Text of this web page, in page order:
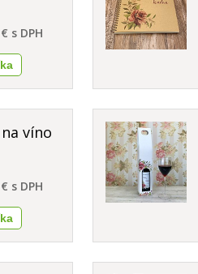
s DPH
víno
s DPH